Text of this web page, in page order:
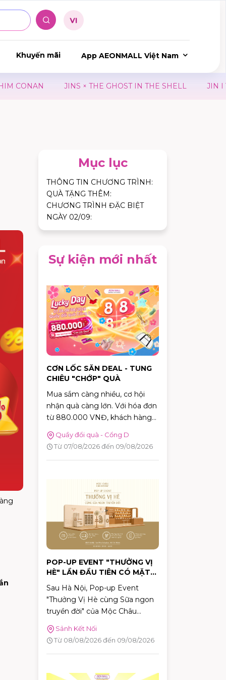
Khuyến mãi App AEONMALL Việt Nam
JINS × THE GHOST IN THE SHELL JIN I YOU
Mục lục
THÔNG TIN CHƯƠNG TRÌNH:
QUÀ TẶNG THÊM:
CHƯƠNG TRÌNH ĐẶC BIỆT
NGÀY 02/09:
Sự kiện mới nhất
CƠN LỐC SĂN DEAL - TUNG
CHIÊU "CHỚP" QUÀ
Mua sắm càng nhiều, cơ hội
nhận quà càng lớn. Với hóa đơn
từ 880.000 VNĐ, khách hàng
sẽ được tham gia trò chơi "Cơn
Lốc Deal" để thử thách phản xạ,
bắt bóng và nhận ngay những
Quầy đổi quà - Cổng D
Từ 07/08/2026 đến 09/08/2026
POP-UP EVENT "THƯỞNG VỊ
HÈ" LẦN ĐẦU TIÊN CÓ MẶT
TÂN PHÚ CELADON
Sau Hà Nội, Pop-up Event
"Thưởng Vị Hè cùng Sữa ngon
truyền đời" của Mộc Châu
Creamery chính thức dừng
chân tại TP.HCM. Trong hai
ngày 08–09/08/2026, khách
Sảnh Kết Nối
Từ 08/08/2026 đến 09/08/2026